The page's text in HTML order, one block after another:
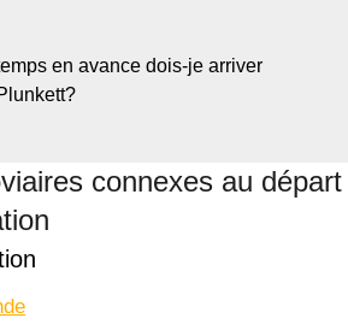
en avance dois-je arriver
connexes au départ